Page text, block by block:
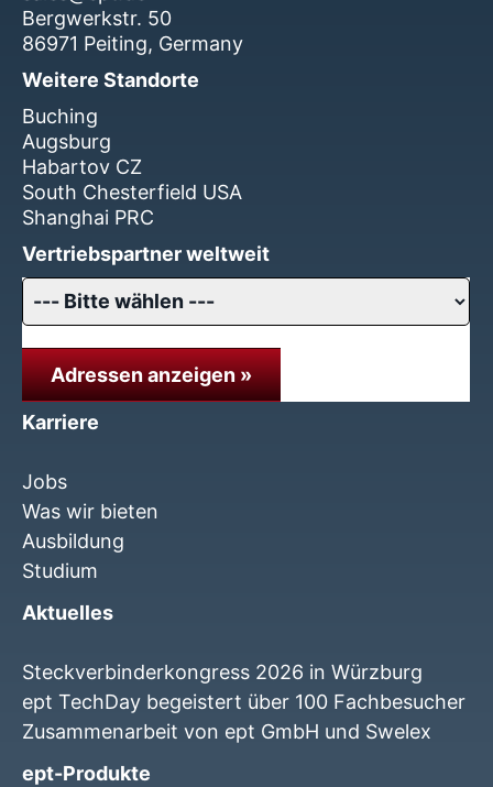
Bergwerkstr. 50
86971 Peiting, Germany
Weitere Standorte
Buching
Augsburg
Habartov CZ
South Chesterfield USA
Shanghai PRC
Vertriebspartner weltweit
Adressen anzeigen »
Karriere
Jobs
Was wir bieten
Ausbildung
Studium
Aktuelles
Steckverbinderkongress 2026 in Würzburg
ept TechDay begeistert über 100 Fachbesucher
Zusammenarbeit von ept GmbH und Swelex
ept-Produkte